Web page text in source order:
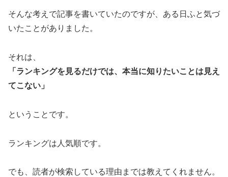
そんな考えで記事を書いていたのですが、ある日ふと気づ
いたことがありました。
それは、
「ランキングを見るだけでは、本当に知りたいことは見え
てこない」
ということです。
ランキングは人気順です。
でも、読者が検索している理由までは教えてくれません。